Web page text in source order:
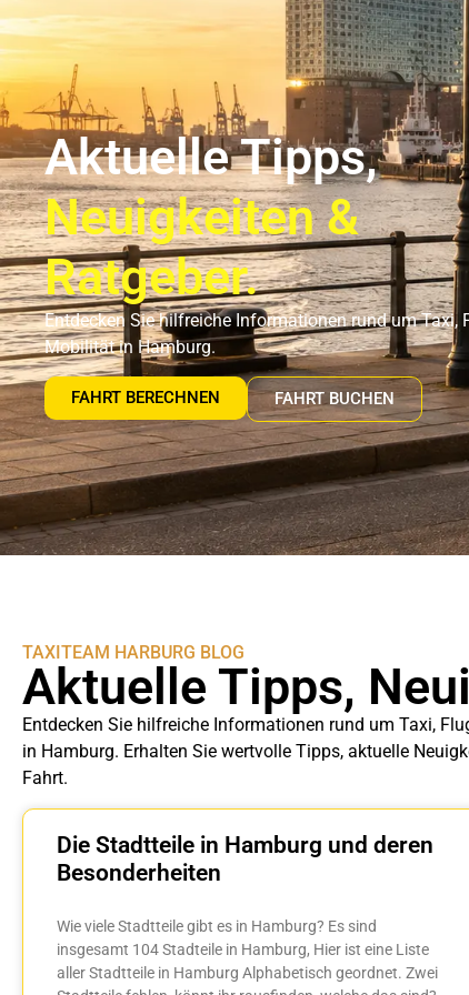
Flughafentransfer Hamburg
Aktuelle Tipps,
Neuigkeiten &
Ratgeber.
Entdecken Sie hilfreiche Informationen rund um Taxi,
Mobilität in Hamburg.
FAHRT BERECHNEN FAHRT BUCHEN
TAXITEAM HARBURG BLOG
Aktuelle Tipps,
Entdecken Sie hilfreiche Informationen rund um Taxi,
in Hamburg. Erhalten Sie wertvolle Tipps, aktuelle
Fahrt.
Die Stadtteile in Hamburg und deren
Besonderheiten
Wie viele Stadtteile gibt es in Hamburg? Es sind
insgesamt 104 Stadteile in Hamburg, Hier ist eine Liste
aller Stadtteile in Hamburg Alphabetisch geordnet. Zwei